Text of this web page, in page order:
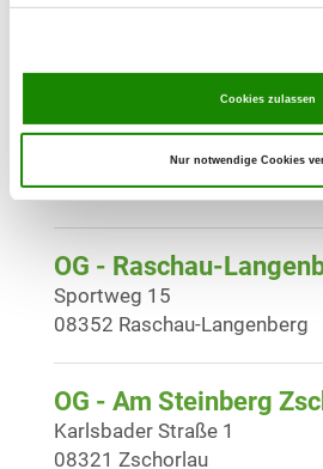
Cookies zulassen
Nur notwendige Cookies
OG - Planitz und
08064 Zwickau
OG - Raschau-
Sportweg 15
08352 Raschau-Langenberg
OG - Am Steinberg
Karlsbader Straße 1
08321 Zschorlau